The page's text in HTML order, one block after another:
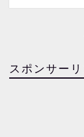
スポンサーリ